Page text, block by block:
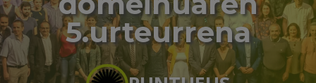
5.urteurrena